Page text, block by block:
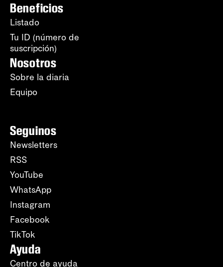
Beneficios
Listado
Tu ID (número de
suscripción)
Nosotros
Sobre la diaria
Equipo
Seguinos
Newsletters
RSS
YouTube
WhatsApp
Instagram
Facebook
TikTok
Ayuda
Centro de ayuda